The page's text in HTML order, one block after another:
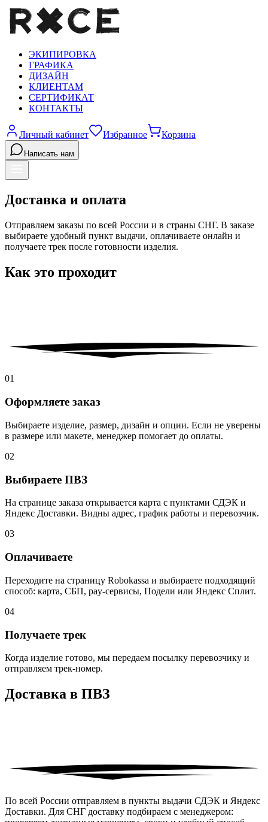
ЭКИПИРОВКА
ГРАФИКА
ДИЗАЙН
КЛИЕНТАМ
СЕРТИФИКАТ
КОНТАКТЫ
Личный кабинет Избранное Корзина
Написать нам
Доставка и оплата
Отправляем заказы по всей России и в страны СНГ. В заказе
выбираете удобный пункт выдачи, оплачиваете онлайн и
получаете трек после готовности изделия.
Как это проходит
01
Оформляете заказ
Выбираете изделие, размер, дизайн и опции. Если не уверены
в размере или макете, менеджер помогает до оплаты.
02
Выбираете ПВЗ
На странице заказа открывается карта с пунктами СДЭК и
Яндекс Доставки. Видны адрес, график работы и перевозчик.
03
Оплачиваете
Переходите на страницу Robokassa и выбираете подходящий
способ: карта, СБП, pay-сервисы, Подели или Яндекс Сплит.
04
Получаете трек
Когда изделие готово, мы передаем посылку перевозчику и
отправляем трек-номер.
Доставка в ПВЗ
По всей России отправляем в пункты выдачи СДЭК и Яндекс
Доставки. Для СНГ доставку подбираем с менеджером: